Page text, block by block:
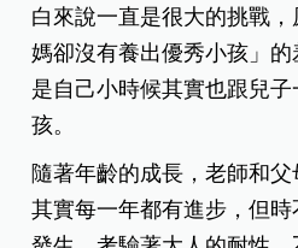
白來說一直是很大的挑戰
媽卻沒有養出優秀小孩」
是自己小時候其實也跟兒
孩。
隨著年齡的成長，老師和
其實每一年都有進步，但